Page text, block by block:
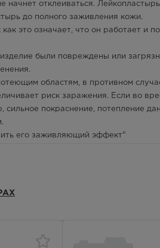
начнет отклеиваться.
до полного заживления кожи.
это означает, что он работает и
были повреждены или
областям, в противном
риск заражения. Если во
покраснение, потепление
его заживляющий эффект"